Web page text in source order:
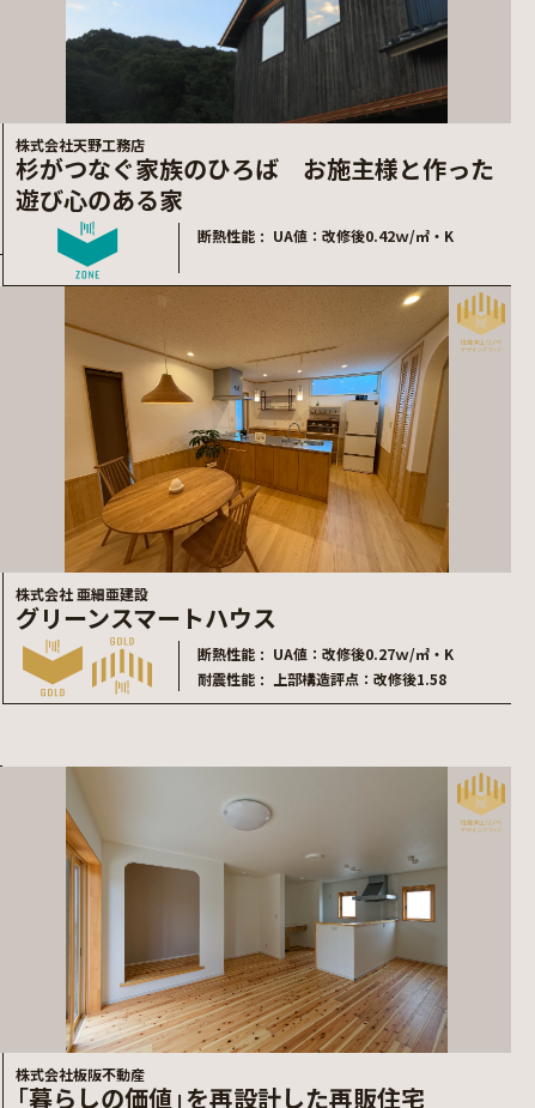
株式会社天野工務店
杉がつなぐ家族のひろば お施主様と作った
遊び心のある家
断熱性能 UA値：改修後0.42ｗ/㎡・K
株式会社 亜細亜建設
グリーンスマートハウス
断熱性能
UA値：改修後0.27ｗ/㎡・K
耐震性能
上部構造評点：改修後1.58
株式会社板阪不動産
「暮らしの価値」を再設計した再販住宅